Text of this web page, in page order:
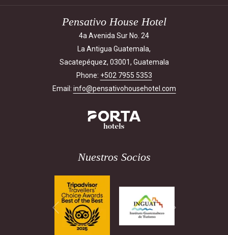
Pensativo House Hotel
4a Avenida Sur No. 24
La Antigua Guatemala,
Sacatepéquez, 03001, Guatemala
Phone: +502 7955 5353
Email: info@pensativohousehotel.com
Nuestros Socios
Anterior